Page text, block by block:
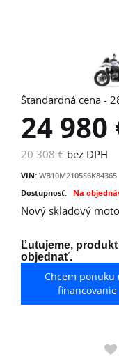
Štandardná cena -
24 980
20 308 € bez DPH
VIN: WB10M2105S6K84365
Dostupnosť:
Na
Nový skladový
Ľutujeme,
objednať.
Chcem ponuku
financovanie